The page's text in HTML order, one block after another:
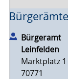
Bürgeramt
Leinfelden
Marktplatz 1
70771